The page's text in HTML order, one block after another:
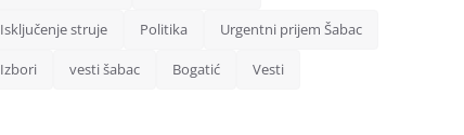
Isključenje struje Politika Urgentni prijem Šabac
Izbori vesti šabac Bogatić Vesti